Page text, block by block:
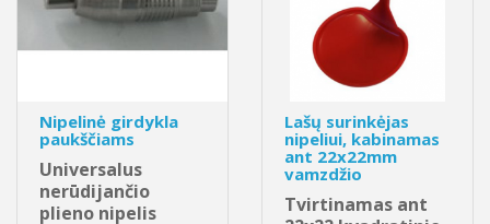
Nipelinė girdykla
paukščiams
Universalus
nerūdijančio
plieno nipelis
Lašų surinkėjas
nipeliui, kabinamas
ant 22x22mm
vamzdžio
Tvirtinamas ant